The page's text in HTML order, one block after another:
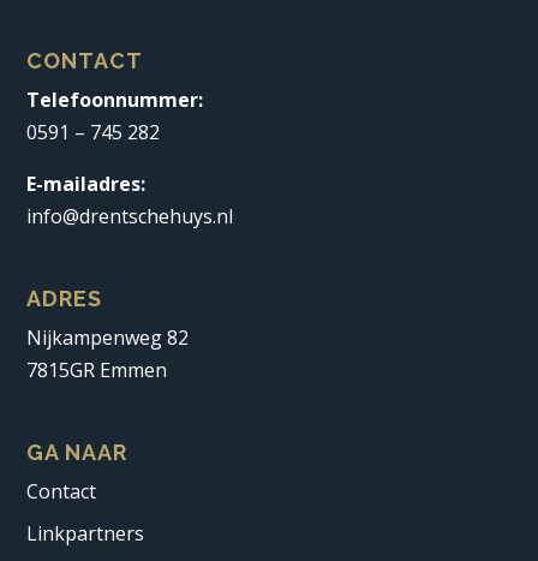
CONTACT
Telefoonnummer:
0591 – 745 282
E-mailadres:
info@drentschehuys.nl
ADRES
Nijkampenweg 82
7815GR Emmen
GA NAAR
Contact
Linkpartners